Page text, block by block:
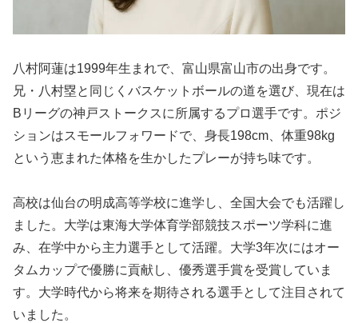
八村阿蓮は1999年生まれで、富山県富山市の出身です。
兄・八村塁と同じくバスケットボールの道を選び、現在は
Bリーグの神戸ストークスに所属するプロ選手です。ポジ
ションはスモールフォワードで、身長198cm、体重98kg
という恵まれた体格を生かしたプレーが持ち味です。
高校は仙台の明成高等学校に進学し、全国大会でも活躍し
ました。大学は東海大学体育学部競技スポーツ学科に進
み、在学中から主力選手として活躍。大学3年次にはオー
タムカップで優勝に貢献し、優秀選手賞を受賞していま
す。大学時代から将来を期待される選手として注目されて
いました。